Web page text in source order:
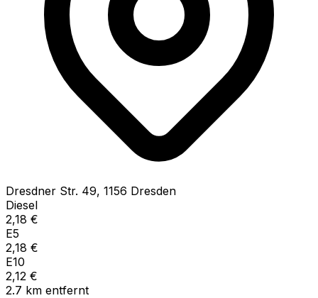
Dresdner Str. 49, 1156 Dresden
Diesel
2,18 €
E5
2,18 €
E10
2,12 €
2.7 km entfernt